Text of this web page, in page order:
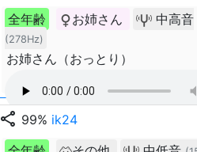
全年齢
お姉さん 中高音
(278Hz)
お姉さん（おっとり）
share 99% ik24